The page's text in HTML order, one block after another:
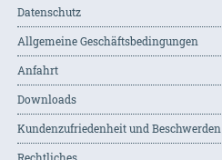
Datenschutz
Allgemeine Geschäftsbedingungen
Anfahrt
Downloads
Kundenzufriedenheit und Beschwerden